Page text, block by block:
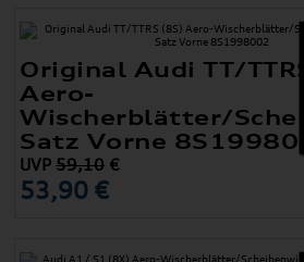
Original Audi TT/
Aero-
Wischerblätter/
Satz Vorne
UVP59,10 €
53,90 €